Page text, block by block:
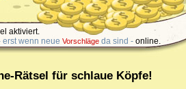
aktiviert.
erst wenn neue Vorschlägeda sind -online.
Rätsel für schlaue Köpfe!